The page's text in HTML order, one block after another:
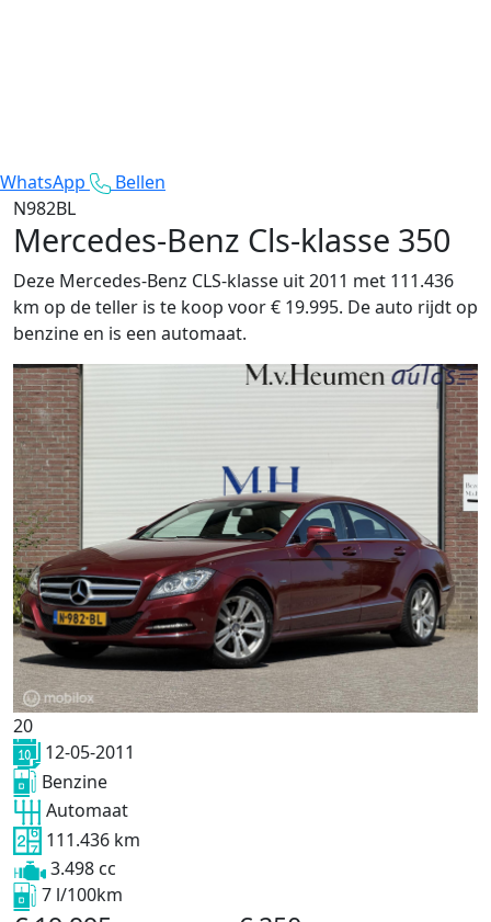
WhatsApp
Bellen
N982BL
Mercedes-Benz Cls-klasse 350
Deze Mercedes-Benz CLS-klasse uit 2011 met 111.436
km op de teller is te koop voor € 19.995. De auto rijdt op
benzine en is een automaat.
20
12-05-2011
Benzine
Automaat
111.436 km
3.498 cc
7 l/100km